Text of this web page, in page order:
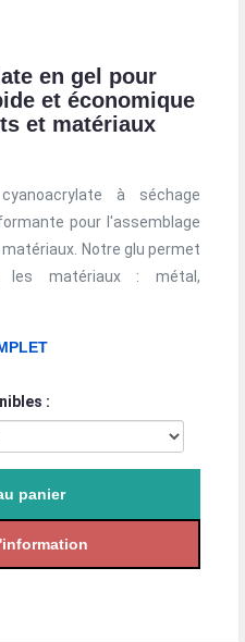
en gel pour
et économique
et matériaux
à séchage
pour l'assemblage
Notre glu permet
matériaux : métal,
: